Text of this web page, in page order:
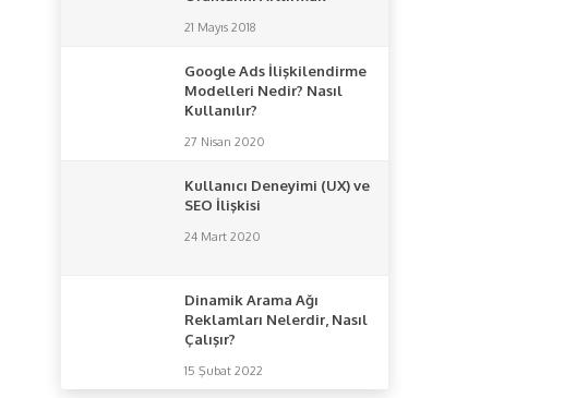
21 Mayıs 2018
Google Ads İlişkilendirme
Modelleri Nedir? Nasıl
Kullanılır?
27 Nisan 2020
Kullanıcı Deneyimi (UX) ve
SEO İlişkisi
24 Mart 2020
Dinamik Arama Ağı
Reklamları Nelerdir, Nasıl
Çalışır?
15 Şubat 2022